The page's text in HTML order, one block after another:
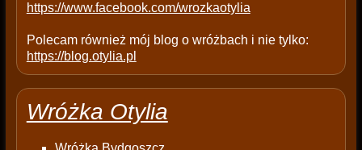
https://www.facebook.com/wrozkaotylia
Polecam również mój blog o wróżbach i nie tylko:
https://blog.otylia.pl
Wróżka Otylia